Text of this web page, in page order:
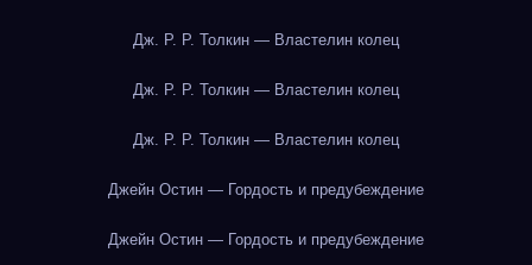
Дж. Р. Р. Толкин — Властелин колец
Дж. Р. Р. Толкин — Властелин колец
Дж. Р. Р. Толкин — Властелин колец
Джейн Остин — Гордость и предубеждение
Джейн Остин — Гордость и предубеждение